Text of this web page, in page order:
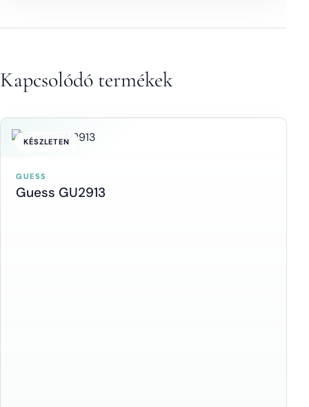
Kapcsolódó termékek
KÉSZLETEN
GUESS
Guess GU2913